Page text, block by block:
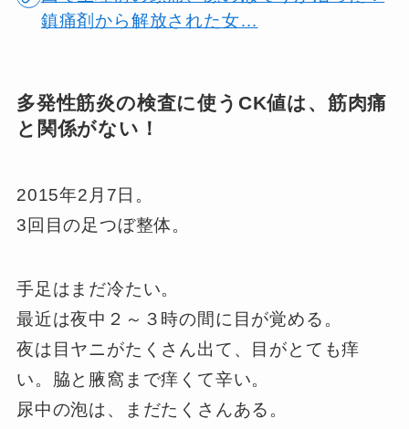
鎮痛剤から解放された女…
多発性筋炎の検査に使うCK値は、筋肉痛
と関係がない！
2015年2月7日。
3回目の足つぼ整体。
手足はまだ冷たい。
最近は夜中２～３時の間に目が覚める。
夜は目ヤニがたくさん出て、目がとても痒
い。脇と腋窩まで痒くて辛い。
尿中の泡は、まだたくさんある。